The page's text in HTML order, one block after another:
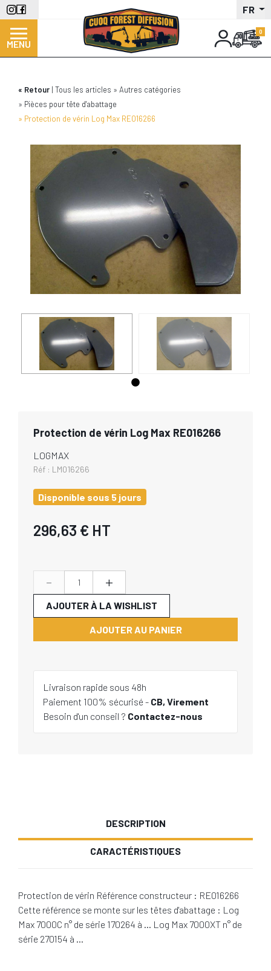
Aller
au
contenu
principal
FR
MENU
Retour Tous les articles
Autres catégories
Pièces pour tête d'abattage
Protection de vérin Log Max RE016266
Protection de vérin Log Max RE016266
LOGMAX
Réf : LM016266
Disponible sous 5 jours
296,63 € HT
- +
AJOUTER AU PANIER
AJOUTER À LA WISHLIST
Livraison rapide sous 48h
Paiement 100% sécurisé - CB, Virement
Besoin d'un conseil ? Contactez-nous
DESCRIPTION
CARACTÉRISTIQUES
Protection de vérin Référence constructeur : RE016266
Cette référence se monte sur les têtes d'abattage : Log
Max 7000C n° de série 170264 à … Log Max 7000XT n° de
série 270154 à …